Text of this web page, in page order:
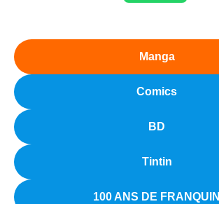
Manga
Comics
BD
Tintin
100 ANS DE FRANQUIN